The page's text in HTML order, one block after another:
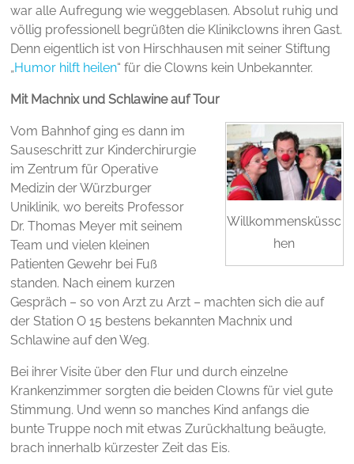
war alle Aufregung wie weggeblasen. Absolut ruhig und
völlig professionell begrüßten die Klinikclowns ihren Gast.
Denn eigentlich ist von Hirschhausen mit seiner Stiftung
„Humor hilft heilen“ für die Clowns kein Unbekannter.
Mit Machnix und Schlawine auf Tour
Willkommensküssc
hen
Vom Bahnhof ging es dann im
Sauseschritt zur Kinderchirurgie
im Zentrum für Operative
Medizin der Würzburger
Uniklinik, wo bereits Professor
Dr. Thomas Meyer mit seinem
Team und vielen kleinen
Patienten Gewehr bei Fuß
standen. Nach einem kurzen
Gespräch – so von Arzt zu Arzt – machten sich die auf
der Station O 15 bestens bekannten Machnix und
Schlawine auf den Weg.
Bei ihrer Visite über den Flur und durch einzelne
Krankenzimmer sorgten die beiden Clowns für viel gute
Stimmung. Und wenn so manches Kind anfangs die
bunte Truppe noch mit etwas Zurückhaltung beäugte,
brach innerhalb kürzester Zeit das Eis.